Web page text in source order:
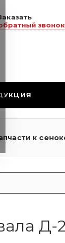
звонок
к
Д-